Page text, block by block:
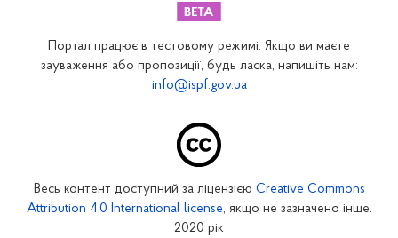
Закарпатське відділення
Запорізьке відділення
Кіровоградське відділення
Портал працює в тестовому режимі. Якщо ви маєте
зауваження або пропозиції, будь ласка, напишіть нам:
info@ispf.gov.ua
Весь контент доступний за ліцензією Creative Commons
Attribution 4.0 International license, якщо не зазначено інше.
2020 рік